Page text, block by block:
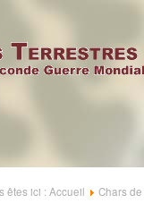
êtes ici : Accueil Chars